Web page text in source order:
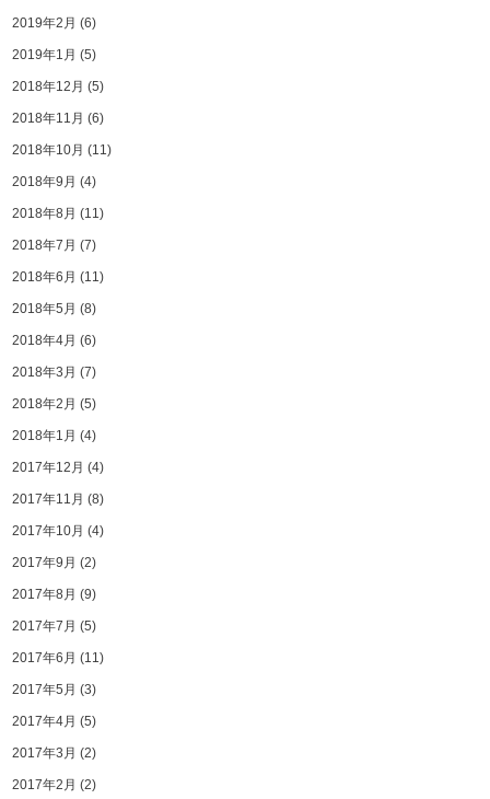
2019年2月 (6)
2019年1月 (5)
2018年12月 (5)
2018年11月 (6)
2018年10月 (11)
2018年9月 (4)
2018年8月 (11)
2018年7月 (7)
2018年6月 (11)
2018年5月 (8)
2018年4月 (6)
2018年3月 (7)
2018年2月 (5)
2018年1月 (4)
2017年12月 (4)
2017年11月 (8)
2017年10月 (4)
2017年9月 (2)
2017年8月 (9)
2017年7月 (5)
2017年6月 (11)
2017年5月 (3)
2017年4月 (5)
2017年3月 (2)
2017年2月 (2)